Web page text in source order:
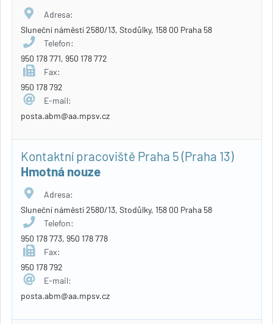
Adresa:
Sluneční náměstí 2580/13, Stodůlky, 158 00 Praha 58
Telefon:
950 178 771, 950 178 772
Fax:
950 178 792
E-mail:
posta.abm@aa.mpsv.cz
Kontaktní pracoviště Praha 5 (Praha 13)
Hmotná nouze
Adresa:
Sluneční náměstí 2580/13, Stodůlky, 158 00 Praha 58
Telefon:
950 178 773, 950 178 778
Fax:
950 178 792
E-mail:
posta.abm@aa.mpsv.cz